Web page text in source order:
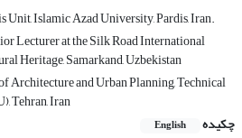
Unit, Islamic Azad University, Pardis, Iran.
Lecturer at the Silk Road International
Heritage, Samarkand, Uzbekistan
Architecture and Urban Planning, Technical
Tehran, Iran
چکیده
English